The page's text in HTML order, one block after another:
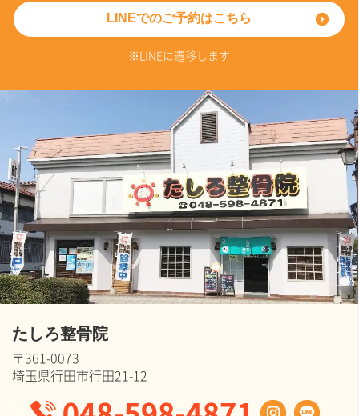
LINEでのご予約はこちら
※LINEに遷移します
たしろ整骨院
〒361-0073
埼玉県行田市行田21-12